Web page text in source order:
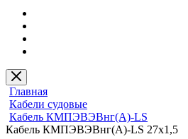
Главная
Кабели судовые
Кабель КМПЭВЭВнг(А)-LS
Кабель КМПЭВЭВнг(А)-LS 27х1,5